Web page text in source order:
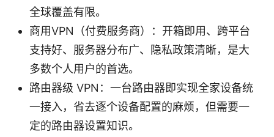
全球覆盖有限。
商用VPN（付费服务商）：开箱即用、跨平台
支持好、服务器分布广、隐私政策清晰，是大
多数个人用户的首选。
路由器级 VPN：一台路由器即实现全家设备统
一接入，省去逐个设备配置的麻烦，但需要一
定的路由器设置知识。